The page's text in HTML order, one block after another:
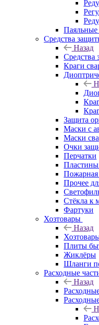
Паяльные
Средства
Назад
Средства
Краги
Защита
Маски с
Маски
Очки
Перчатки
Пожарная
Прочее
Стёкла к
Фартуки
Хозтовары
Назад
Плиты
Жиклёры
Шланги
Расходные
Назад